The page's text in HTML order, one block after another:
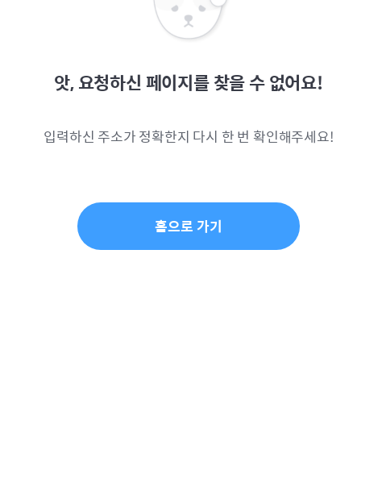
앗, 요청하신 페이지를 찾을 수 없어요!
입력하신 주소가 정확한지 다시 한 번 확인해주세요!
홈으로 가기